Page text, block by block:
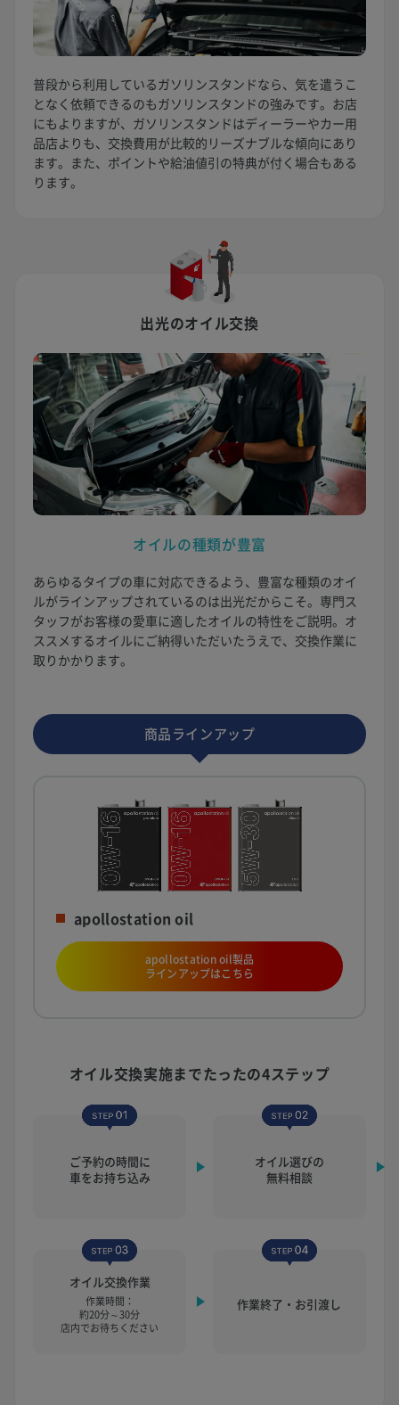
普段から利用しているガソリンスタンドなら、気を遣うこ
となく依頼できるのもガソリンスタンドの強みです。お店
にもよりますが、ガソリンスタンドはディーラーやカー用
品店よりも、交換費用が比較的リーズナブルな傾向にあり
ます。また、ポイントや給油値引の特典が付く場合もある
ります。
出光のオイル交換
オイルの種類が豊富
あらゆるタイプの車に対応できるよう、豊富な種類のオイ
ルがラインアップされているのは出光だからこそ。専門ス
タッフがお客様の愛車に適したオイルの特性をご説明。オ
ススメするオイルにご納得いただいたうえで、交換作業に
取りかかります。
商品ラインアップ
apollostation oil
apollostation oil製品
ラインアップはこちら
オイル交換実施までたったの4ステップ
ご予約の時間に
車をお持ち込み
オイル選びの
無料相談
オイル交換作業
作業時間：
約20分～30分
店内でお待ちください
作業終了・お引渡し